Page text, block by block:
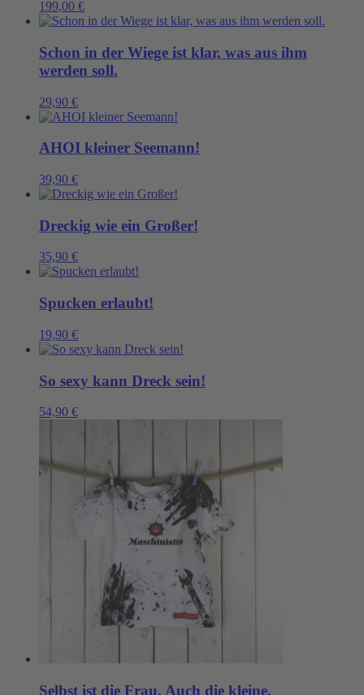
199,00 €
Schon in der Wiege ist klar, was aus ihm
werden soll.
29,90 €
AHOI kleiner Seemann!
39,90 €
Dreckig wie ein Großer!
35,90 €
Spucken erlaubt!
19,90 €
So sexy kann Dreck sein!
54,90 €
Selbst ist die Frau. Auch die kleine.